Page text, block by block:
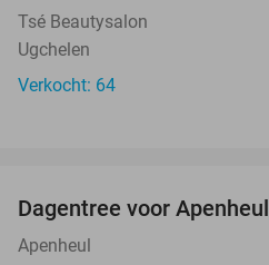
Tsé Beautysalon
Ugchelen
Verkocht: 64
Dagentree voor Apenheul
Apenheul